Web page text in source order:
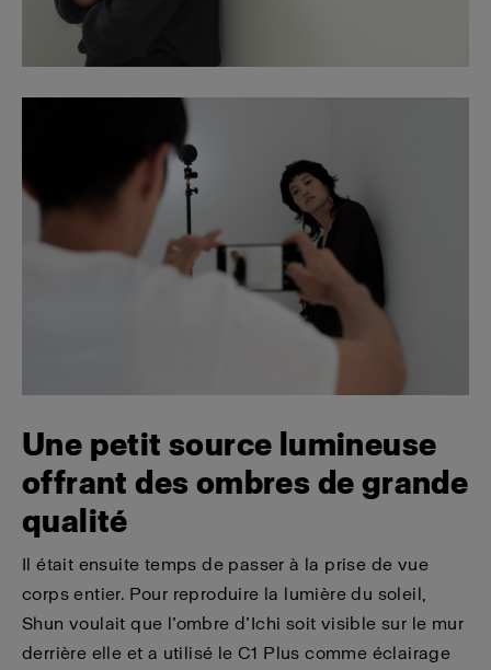
Une petit source lumineuse
offrant des ombres de grande
qualité
Il était ensuite temps de passer à la prise de vue
corps entier. Pour reproduire la lumière du soleil,
Shun voulait que l’ombre d’Ichi soit visible sur le mur
derrière elle et a utilisé le C1 Plus comme éclairage